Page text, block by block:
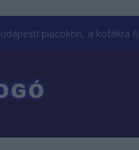
piacokon, a kofákra